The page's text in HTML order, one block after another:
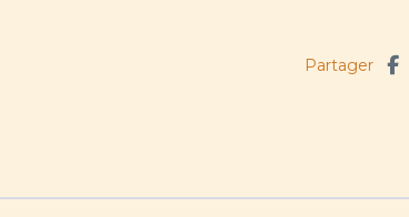
Partager